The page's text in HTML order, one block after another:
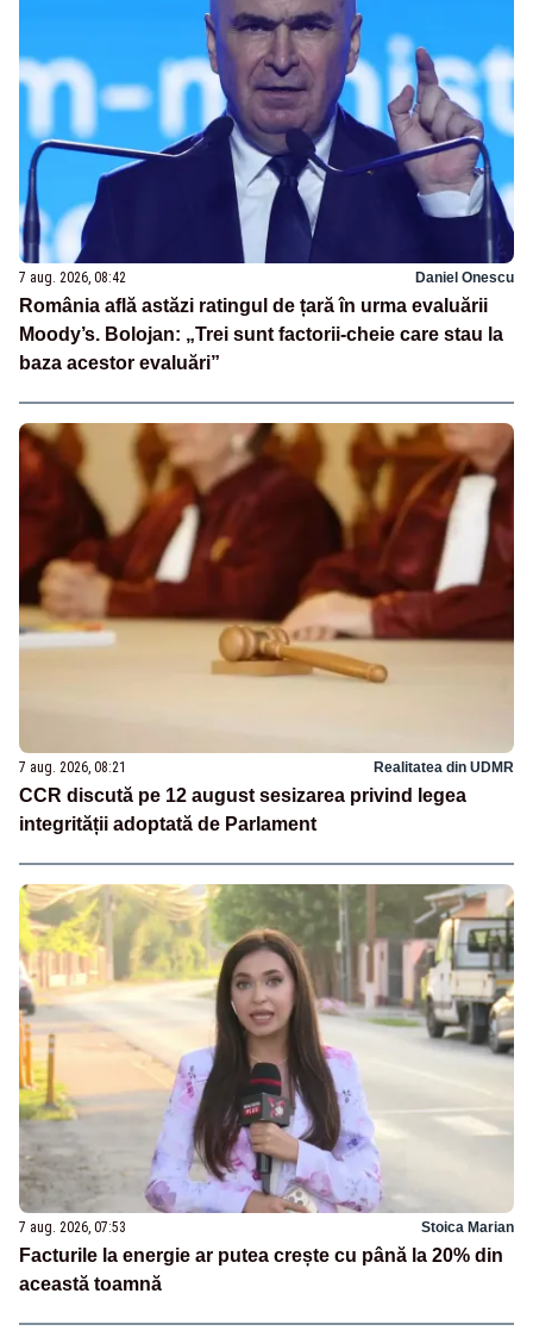
7 aug. 2026, 08:42 Daniel Onescu
România află astăzi ratingul de țară în urma evaluării
Moody’s. Bolojan: „Trei sunt factorii-cheie care stau la
baza acestor evaluări”
7 aug. 2026, 08:21 Realitatea din UDMR
CCR discută pe 12 august sesizarea privind legea
integrității adoptată de Parlament
7 aug. 2026, 07:53 Stoica Marian
Facturile la energie ar putea crește cu până la 20% din
această toamnă